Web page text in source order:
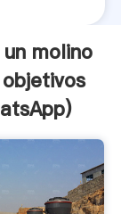
molino
)